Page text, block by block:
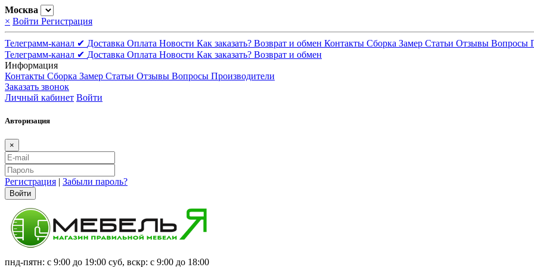
Москва
× Войти Регистрация
Телеграмм-канал ✔ Доставка Оплата Новости Как заказать? Возврат и обмен Контакты Сборка Замер Статьи Отзывы Вопросы
Телеграмм-канал ✔ Доставка Оплата Новости Как заказать? Возврат и обмен
Информация
Контакты Сборка Замер Статьи Отзывы Вопросы Производители
Заказать звонок
Личный кабинет Войти
Авторизация
×
Регистрация | Забыли пароль?
Войти
пнд-пятн: с 9:00 до 19:00 суб, вскр: с 9:00 до 18:00